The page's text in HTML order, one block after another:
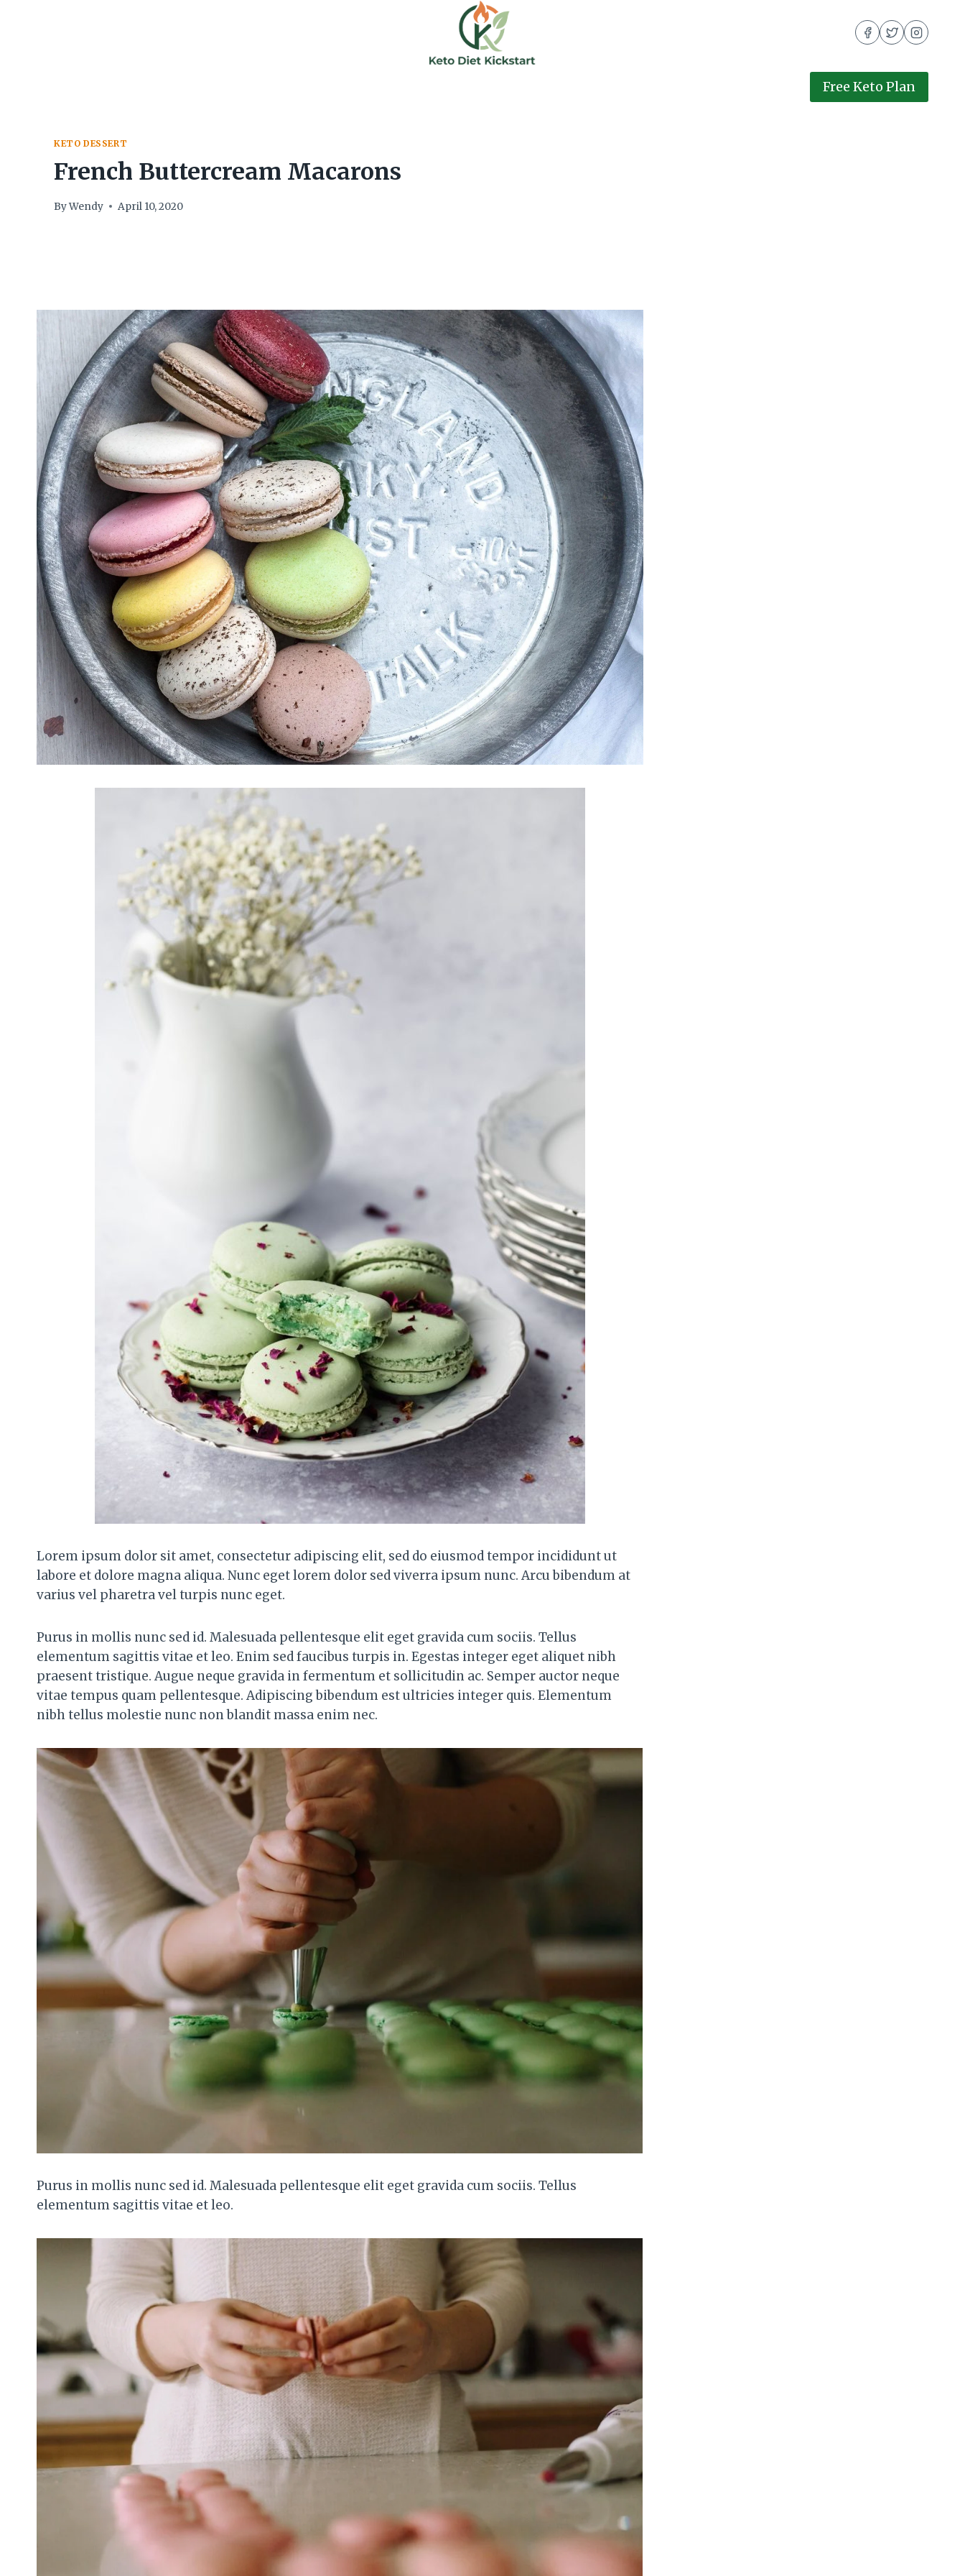
Free Keto Plan
KETO DESSERT
French Buttercream Macarons
ByWendy April 10, 2020
Lorem ipsum dolor sit amet, consectetur adipiscing elit, sed do eiusmod tempor incididunt ut
labore et dolore magna aliqua. Nunc eget lorem dolor sed viverra ipsum nunc. Arcu bibendum at
varius vel pharetra vel turpis nunc eget.
Purus in mollis nunc sed id. Malesuada pellentesque elit eget gravida cum sociis. Tellus
elementum sagittis vitae et leo. Enim sed faucibus turpis in. Egestas integer eget aliquet nibh
praesent tristique. Augue neque gravida in fermentum et sollicitudin ac. Semper auctor neque
vitae tempus quam pellentesque. Adipiscing bibendum est ultricies integer quis. Elementum
nibh tellus molestie nunc non blandit massa enim nec.
Purus in mollis nunc sed id. Malesuada pellentesque elit eget gravida cum sociis. Tellus
elementum sagittis vitae et leo.